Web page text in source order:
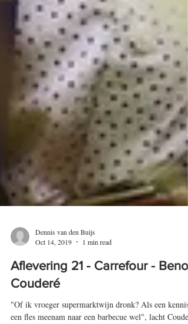
Oct 14, 2019
1 min read
Aflevering 21 - Carrefour - Benoît
Couderé